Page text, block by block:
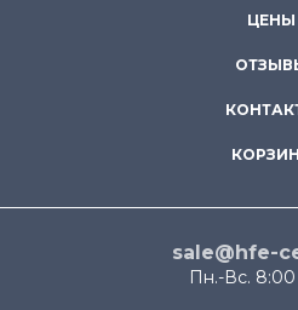
ЦЕНЫ
sale@hfe-
Пн.-Вс. 8:00